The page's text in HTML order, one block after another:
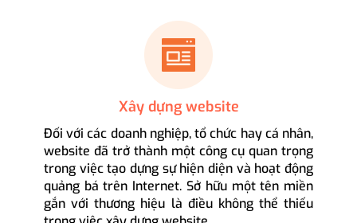
Xây dựng website
Đối với các doanh nghiệp, tổ chức hay cá nhân,
website đã trở thành một công cụ quan trọng
trong việc tạo dựng sự hiện diện và hoạt động
quảng bá trên Internet. Sở hữu một tên miền
gắn với thương hiệu là điều không thể thiếu